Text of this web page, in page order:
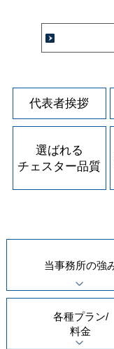
代表者挨拶
選ばれる
チェスター品質
当事務所の強
各種プラン/
料金